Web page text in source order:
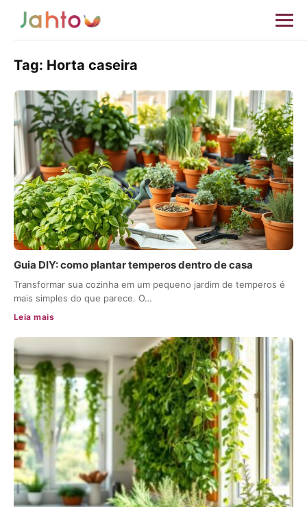
Tag: Horta caseira
Guia DIY: como plantar temperos dentro de casa
Transformar sua cozinha em um pequeno jardim de temperos é
mais simples do que parece. O…
Leia mais